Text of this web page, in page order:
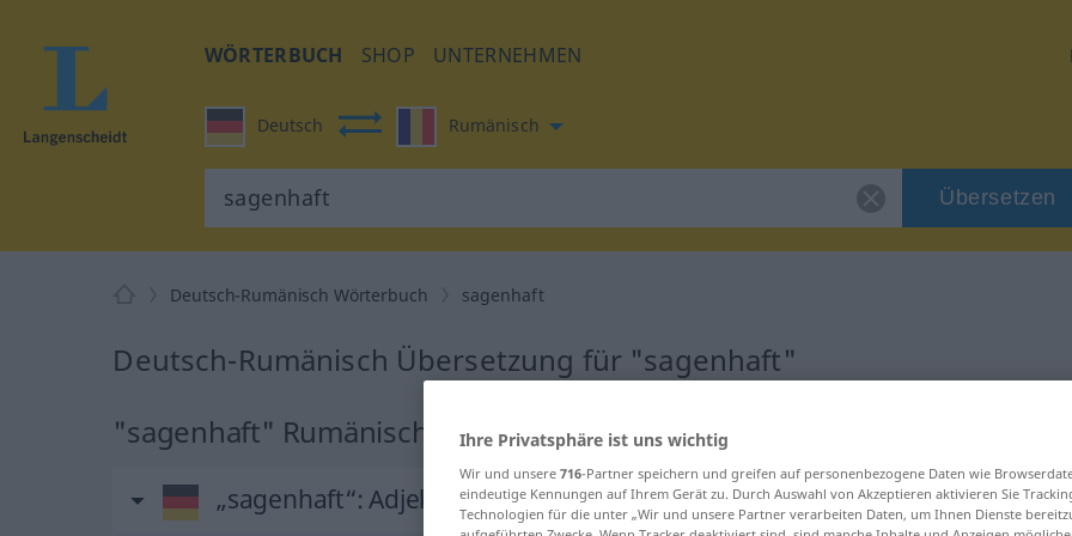
WÖRTERBUCH SHOP UNTERNEHMEN
Deutsch Rumänisch
Übersetzen
Deutsch-Rumänisch Wörterbuch sagenhaft
Deutsch-Rumänisch Übersetzung für "sagenhaft"
"sagenhaft" Rumänisch Übersetzung
„sagenhaft“: Adjektiv, Eigenschaftswort
Ihre Privatsphäre ist uns wichtig
Wir und unsere 716-Partner speichern und greifen auf personenbezogene Daten wie
eindeutige Kennungen auf Ihrem Gerät zu. Durch Auswahl von Akzeptieren aktivieren Sie
Technologien für die unter „Wir und unsere Partner verarbeiten Daten, um Ihnen Dienste